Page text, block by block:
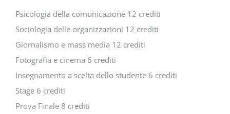
Psicologia della comunicazione 12 crediti
Sociologia delle organizzazioni 12 crediti
Giornalismo e mass media 12 crediti
Fotografia e cinema 6 crediti
Insegnamento a scelta dello studente 6 crediti
Stage 6 crediti
Prova Finale 8 crediti